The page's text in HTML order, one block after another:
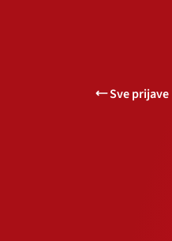
Sve prijave